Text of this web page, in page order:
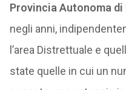
Provincia Autonoma di
negli anni,
l’area Distrettuale e
state quelle in cui un